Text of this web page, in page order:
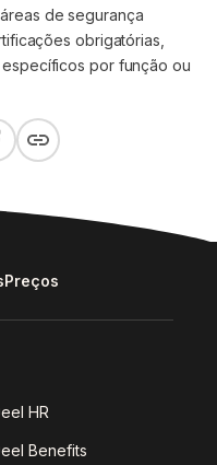
de segurança
obrigatórias,
por função ou
Preços
HR
Benefits